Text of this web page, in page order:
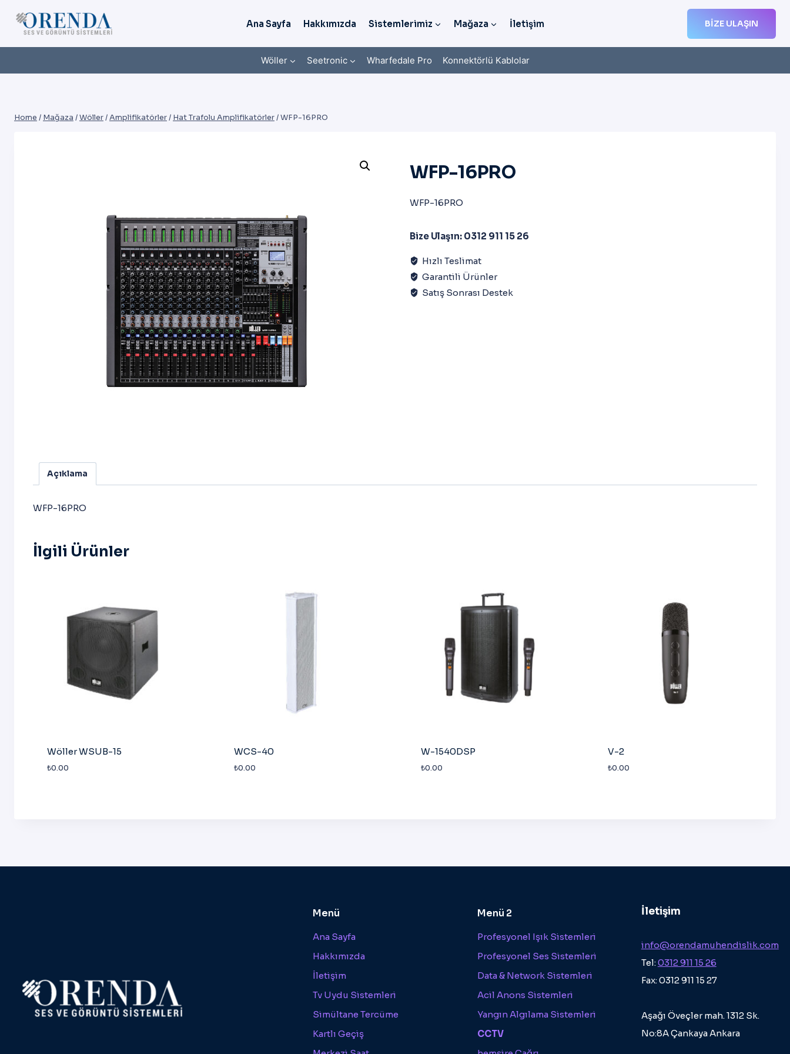
Ana Sayfa Hakkımızda Sistemlerimiz Mağaza İletişim BIZE ULAŞIN
Wöller Seetronic Wharfedale Pro Konnektörlü Kablolar
Home / Mağaza /Wöller/Amplifikatörler/ Hat Trafolu Amplifikatörler/WFP-16PRO
WFP-16PRO
WFP-16PRO
Bize Ulaşın: 0312 911 15 26
Hızlı Teslimat
Garantili Ürünler
Satış Sonrası Destek
Açıklama
WFP-16PRO
İlgili Ürünler
Wöller WSUB-15
₺0.00
WCS-40
₺0.00
W-1540DSP
₺0.00
V-2
₺0.00
Menü
Ana Sayfa
Hakkımızda
İletişim
Tv Uydu Sistemleri
Simültane Tercüme
Kartlı Geçiş
Menü 2
Profesyonel Işık Sistemleri
Profesyonel Ses Sistemleri
Data & Network Sistemleri
Acil Anons Sistemleri
Yangın Algılama Sistemleri
CCTV
İletişim
info@orendamuhendislik.com
Tel:0312 911 15 26
Fax: 0312 911 15 27
Aşağı Öveçler mah. 1312 Sk.
No:8A Çankaya Ankara